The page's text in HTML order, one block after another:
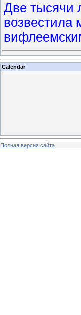
Две тысячи
возвестила
Calendar
Полная версия сайта